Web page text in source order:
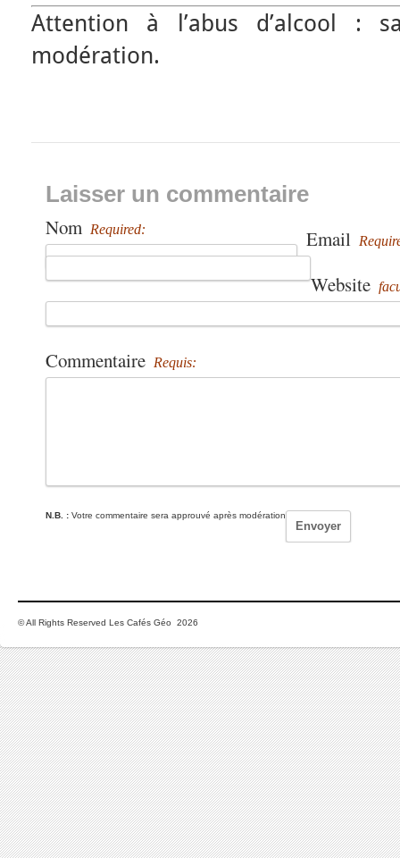
Attention à l’abus d’alcool :
modération.
Laisser un commentaire
Nom Required: Email
Website
Commentaire Requis:
N.B. : Votre commentaire sera approuvé après modération
© All Rights Reserved Les Cafés Géo 2026